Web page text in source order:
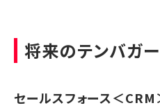
将来のテンバガ
セールスフォース＜CRM